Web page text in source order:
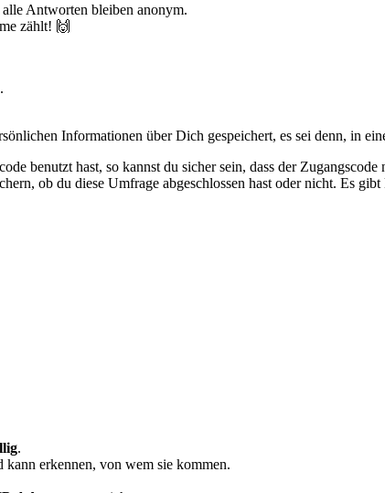
Antworten bleiben anonym.
zählt! 🙌
Informationen über Dich gespeichert, es sei denn, in
benutzt hast, so kannst du sicher sein, dass der
ob du diese Umfrage abgeschlossen hast oder nicht. Es
.
kann erkennen, von wem sie kommen.